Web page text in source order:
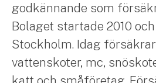
godkännande som
Bolaget startade 2010
Stockholm. Idag
vattenskoter, mc,